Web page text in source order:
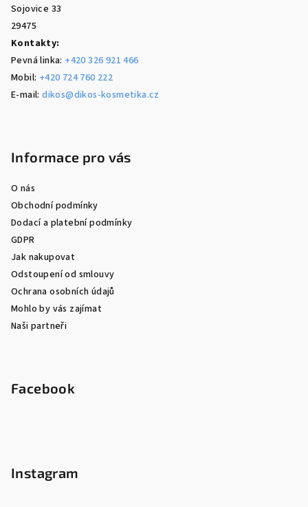
Sojovice 33
29475
Kontakty:
Pevná linka: +420 326 921 466
Mobil: +420 724 760 222
E-mail:dikos@dikos-kosmetika.cz
Informace pro vás
O nás
Obchodní podmínky
Dodací a platební podmínky
GDPR
Jak nakupovat
Odstoupení od smlouvy
Ochrana osobních údajů
Mohlo by vás zajímat
Naši partneři
Facebook
Instagram